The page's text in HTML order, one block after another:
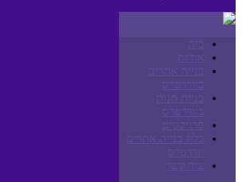
בית
אודות
בניית אתרים
בוורדפרס
בניית חנות
בוורדפרס
פרויקטים
בלוג בניית אתרים
וורדפרס
צור קשר